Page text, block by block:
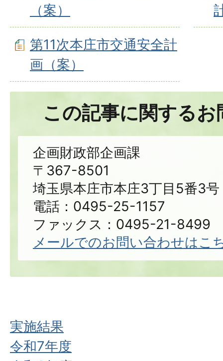
（案）
第11次本庄市交通安全計
画（案）
この記事に関する
企画財政部企画課
〒367-8501
埼玉県本庄市本庄3丁目5番3号
電話：0495-25-1157
ファックス：0495-21-8499
メールでのお問い合わせはこ
実施結果
令和7年度